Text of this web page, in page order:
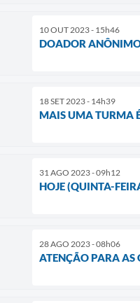
10 OUT 2023 - 15h46
DOADOR
18 SET 2023 - 14h39
MAIS UMA TURMA
31 AGO 2023 - 09h12
HOJE (QUINTA-
28 AGO 2023 - 08h06
ATENÇÃO PARA AS